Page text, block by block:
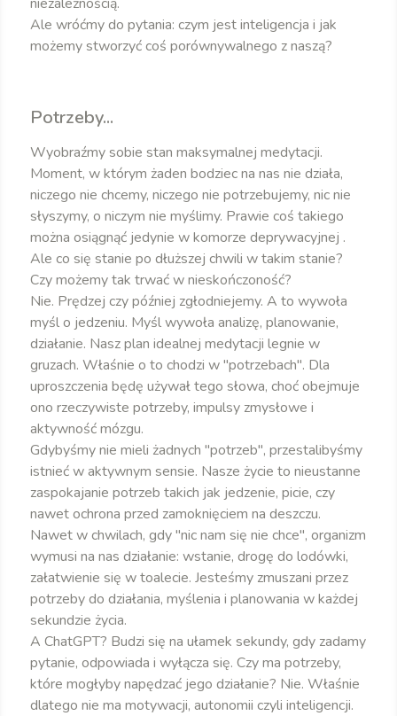
Ale wróćmy do pytania: czym jest inteligencja i jak
możemy stworzyć coś porównywalnego z naszą?
Potrzeby...
Wyobraźmy sobie stan maksymalnej medytacji.
Moment, w którym żaden bodziec na nas nie działa,
niczego nie chcemy, niczego nie potrzebujemy, nic nie
słyszymy, o niczym nie myślimy. Prawie coś takiego
można osiągnąć jedynie w komorze deprywacyjnej .
Ale co się stanie po dłuższej chwili w takim stanie?
Czy możemy tak trwać w nieskończoność?
Nie. Prędzej czy później zgłodniejemy. A to wywoła
myśl o jedzeniu. Myśl wywoła analizę, planowanie,
działanie. Nasz plan idealnej medytacji legnie w
gruzach. Właśnie o to chodzi w "potrzebach". Dla
uproszczenia będę używał tego słowa, choć obejmuje
ono rzeczywiste potrzeby, impulsy zmysłowe i
aktywność mózgu.
Gdybyśmy nie mieli żadnych "potrzeb", przestalibyśmy
istnieć w aktywnym sensie. Nasze życie to nieustanne
zaspokajanie potrzeb takich jak jedzenie, picie, czy
nawet ochrona przed zamoknięciem na deszczu.
Nawet w chwilach, gdy "nic nam się nie chce", organizm
wymusi na nas działanie: wstanie, drogę do lodówki,
załatwienie się w toalecie. Jesteśmy zmuszani przez
potrzeby do działania, myślenia i planowania w każdej
sekundzie życia.
A ChatGPT? Budzi się na ułamek sekundy, gdy zadamy
pytanie, odpowiada i wyłącza się. Czy ma potrzeby,
które mogłyby napędzać jego działanie? Nie. Właśnie
dlatego nie ma motywacji, autonomii czyli inteligencji.